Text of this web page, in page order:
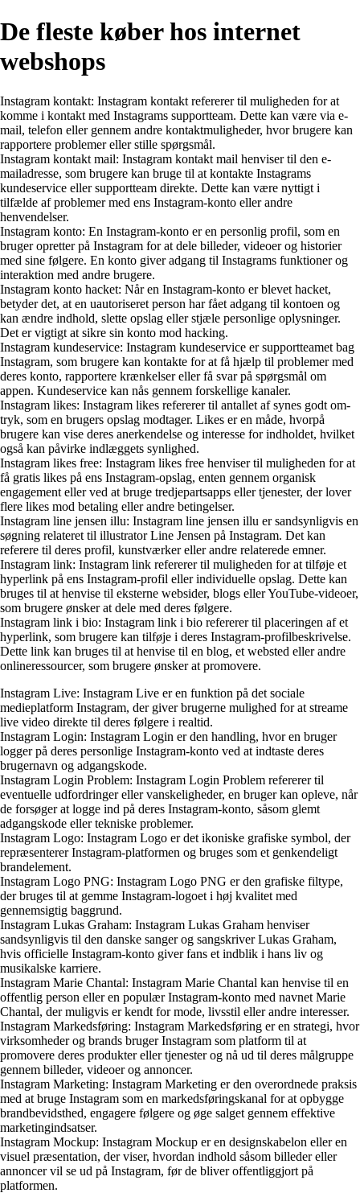
De fleste køber hos internet
webshops
Instagram kontakt: Instagram kontakt refererer til muligheden for at
komme i kontakt med Instagrams supportteam. Dette kan være via e-
mail, telefon eller gennem andre kontaktmuligheder, hvor brugere kan
rapportere problemer eller stille spørgsmål.
Instagram kontakt mail: Instagram kontakt mail henviser til den e-
mailadresse, som brugere kan bruge til at kontakte Instagrams
kundeservice eller supportteam direkte. Dette kan være nyttigt i
tilfælde af problemer med ens Instagram-konto eller andre
henvendelser.
Instagram konto: En Instagram-konto er en personlig profil, som en
bruger opretter på Instagram for at dele billeder, videoer og historier
med sine følgere. En konto giver adgang til Instagrams funktioner og
interaktion med andre brugere.
Instagram konto hacket: Når en Instagram-konto er blevet hacket,
betyder det, at en uautoriseret person har fået adgang til kontoen og
kan ændre indhold, slette opslag eller stjæle personlige oplysninger.
Det er vigtigt at sikre sin konto mod hacking.
Instagram kundeservice: Instagram kundeservice er supportteamet bag
Instagram, som brugere kan kontakte for at få hjælp til problemer med
deres konto, rapportere krænkelser eller få svar på spørgsmål om
appen. Kundeservice kan nås gennem forskellige kanaler.
Instagram likes: Instagram likes refererer til antallet af synes godt om-
tryk, som en brugers opslag modtager. Likes er en måde, hvorpå
brugere kan vise deres anerkendelse og interesse for indholdet, hvilket
også kan påvirke indlæggets synlighed.
Instagram likes free: Instagram likes free henviser til muligheden for at
få gratis likes på ens Instagram-opslag, enten gennem organisk
engagement eller ved at bruge tredjepartsapps eller tjenester, der lover
flere likes mod betaling eller andre betingelser.
Instagram line jensen illu: Instagram line jensen illu er sandsynligvis en
søgning relateret til illustrator Line Jensen på Instagram. Det kan
referere til deres profil, kunstværker eller andre relaterede emner.
Instagram link: Instagram link refererer til muligheden for at tilføje et
hyperlink på ens Instagram-profil eller individuelle opslag. Dette kan
bruges til at henvise til eksterne websider, blogs eller YouTube-videoer,
som brugere ønsker at dele med deres følgere.
Instagram link i bio: Instagram link i bio refererer til placeringen af et
hyperlink, som brugere kan tilføje i deres Instagram-profilbeskrivelse.
Dette link kan bruges til at henvise til en blog, et websted eller andre
onlineressourcer, som brugere ønsker at promovere.
Instagram Live: Instagram Live er en funktion på det sociale
medieplatform Instagram, der giver brugerne mulighed for at streame
live video direkte til deres følgere i realtid.
Instagram Login: Instagram Login er den handling, hvor en bruger
logger på deres personlige Instagram-konto ved at indtaste deres
brugernavn og adgangskode.
Instagram Login Problem: Instagram Login Problem refererer til
eventuelle udfordringer eller vanskeligheder, en bruger kan opleve, når
de forsøger at logge ind på deres Instagram-konto, såsom glemt
adgangskode eller tekniske problemer.
Instagram Logo: Instagram Logo er det ikoniske grafiske symbol, der
repræsenterer Instagram-platformen og bruges som et genkendeligt
brandelement.
Instagram Logo PNG: Instagram Logo PNG er den grafiske filtype,
der bruges til at gemme Instagram-logoet i høj kvalitet med
gennemsigtig baggrund.
Instagram Lukas Graham: Instagram Lukas Graham henviser
sandsynligvis til den danske sanger og sangskriver Lukas Graham,
hvis officielle Instagram-konto giver fans et indblik i hans liv og
musikalske karriere.
Instagram Marie Chantal: Instagram Marie Chantal kan henvise til en
offentlig person eller en populær Instagram-konto med navnet Marie
Chantal, der muligvis er kendt for mode, livsstil eller andre interesser.
Instagram Markedsføring: Instagram Markedsføring er en strategi, hvor
virksomheder og brands bruger Instagram som platform til at
promovere deres produkter eller tjenester og nå ud til deres målgruppe
gennem billeder, videoer og annoncer.
Instagram Marketing: Instagram Marketing er den overordnede praksis
med at bruge Instagram som en markedsføringskanal for at opbygge
brandbevidsthed, engagere følgere og øge salget gennem effektive
marketingindsatser.
Instagram Mockup: Instagram Mockup er en designskabelon eller en
visuel præsentation, der viser, hvordan indhold såsom billeder eller
annoncer vil se ud på Instagram, før de bliver offentliggjort på
platformen.